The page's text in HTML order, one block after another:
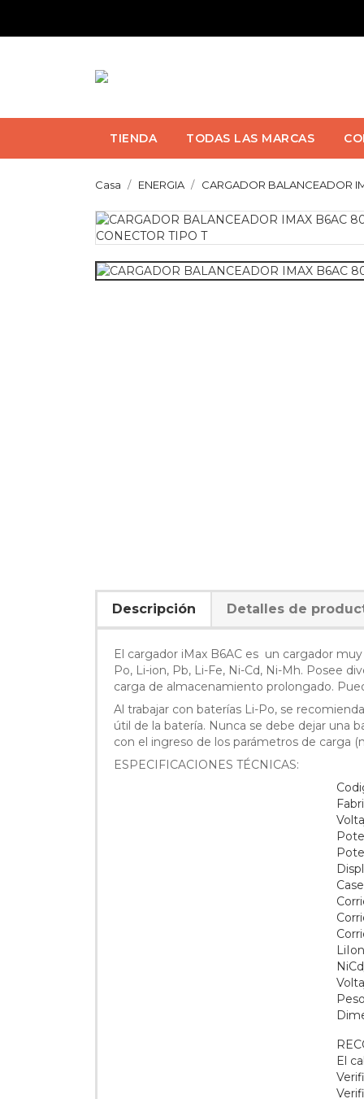
TIENDA TODAS LAS MARCAS
Casa ENERGIA CARGADOR BALANCEADOR
Descripción Detalles de
El cargador iMax B6AC es un cargador
Po, Li-ion, Pb, Li-Fe, Ni-Cd, Ni-Mh. Posee
carga de almacenamiento prolongado.
Al trabajar con baterías Li-Po, se
útil de la batería. Nunca se debe dejar una
con el ingreso de los parámetros de carga
ESPECIFICACIONES TÉCNICAS:
El